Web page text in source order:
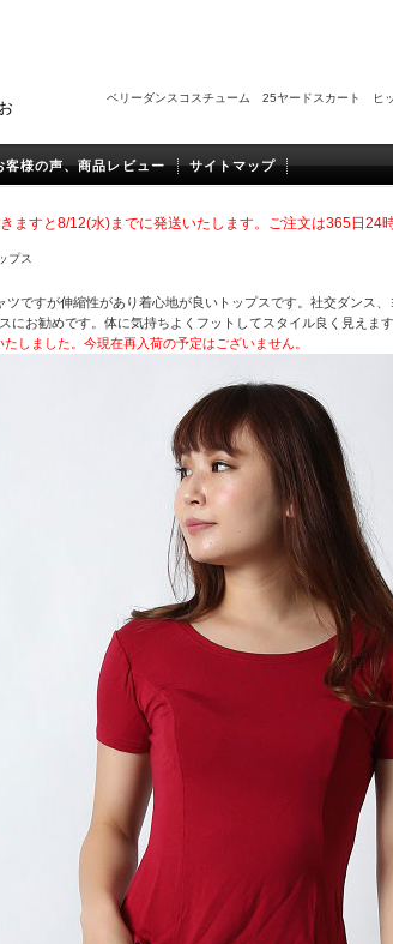
ベリーダンスコスチューム 25ヤードスカート ヒ
客様の声、商品レビュー サイトマップ
ますと8/12(水)までに発送いたします。 ご注文は365日24
プス
ツですが伸縮性があり着心地が良いトップスです。社交ダンス
にお勧めです。体に気持ちよくフットしてスタイル良く見えま
しました。今現在再入荷の予定はございません。